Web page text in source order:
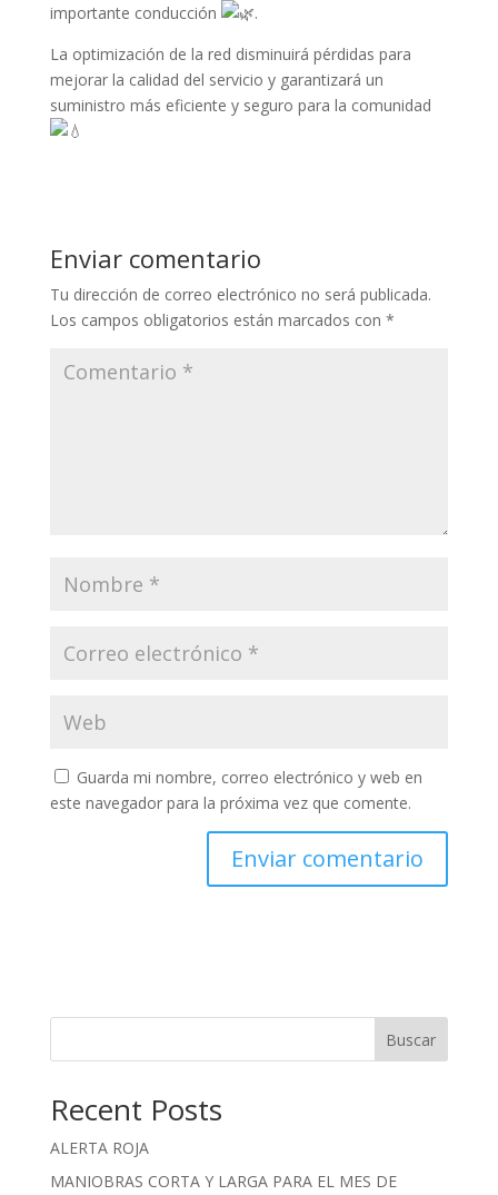
importante conducción
.
La optimización de la red disminuirá pérdidas para
mejorar la calidad del servicio y garantizará un
suministro más eficiente y seguro para la comunidad
Enviar comentario
Tu dirección de correo electrónico no será publicada.
Los campos obligatorios están marcados con *
Guarda mi nombre, correo electrónico y web en
este navegador para la próxima vez que comente.
Buscar
Recent Posts
ALERTA ROJA
MANIOBRAS CORTA Y LARGA PARA EL MES DE